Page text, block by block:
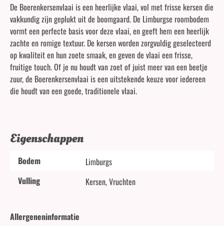
De Boerenkersenvlaai is een heerlijke vlaai, vol met frisse kersen die
vakkundig zijn geplukt uit de boomgaard. De Limburgse roombodem
vormt een perfecte basis voor deze vlaai, en geeft hem een heerlijk
zachte en romige textuur. De kersen worden zorgvuldig geselecteerd
op kwaliteit en hun zoete smaak, en geven de vlaai een frisse,
fruitige touch. Of je nu houdt van zoet of juist meer van een beetje
zuur, de Boerenkersenvlaai is een uitstekende keuze voor iedereen
die houdt van een goede, traditionele vlaai.
Eigenschappen
Bodem
Limburgs
Vulling
Kersen, Vruchten
Allergeneninformatie